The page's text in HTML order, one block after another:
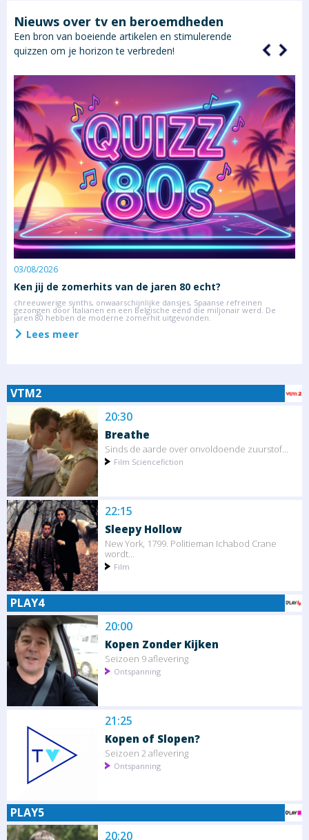
Nieuws over tv en beroemdheden
Een bron van boeiende artikelen en stimulerende
quizzen om je horizon te verbreden!
03/08/2026
Ken jij de zomerhits van de jaren 80 echt?
chreeuwerige synths, onwaarschijnlijke dansjes, Spaanse refreinen
gezongen door Italianen en een Belgische eend die miljonair werd. De
jaren 80 hebben de moderne zomerhit uitgevonden.
Lees meer
VTM2
20:30
Breathe
Sinds de aarde over onvoldoende zuurstof...
Film Sciencefiction
22:15
Sleepy Hollow
New York, 1799. Politieman Ichabod Crane
wordt...
Film
PLAY4
20:00
Kopen Zonder Kijken
Seizoen 9 aflevering
Ontspanning
21:25
Kopen of Slopen?
Seizoen 2 aflevering
Ontspanning
PLAY5
20:20